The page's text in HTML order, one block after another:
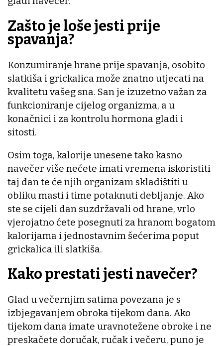
Zašto je loše jesti prije
spavanja?
Konzumiranje hrane prije spavanja, osobito
slatkiša i grickalica može znatno utjecati na
kvalitetu vašeg sna. San je izuzetno važan za
funkcioniranje cijelog organizma, a u
konačnici i za kontrolu hormona gladi i
sitosti.
Osim toga, kalorije unesene tako kasno
navečer više nećete imati vremena iskoristiti
taj dan te će njih organizam skladištiti u
obliku masti i time potaknuti debljanje. Ako
ste se cijeli dan suzdržavali od hrane, vrlo
vjerojatno ćete posegnuti za hranom bogatom
kalorijama i jednostavnim šećerima poput
grickalica ili slatkiša.
Kako prestati jesti navečer?
Glad u večernjim satima povezana je s
izbjegavanjem obroka tijekom dana. Ako
tijekom dana imate uravnotežene obroke i ne
preskačete doručak, ručak i večeru, puno je